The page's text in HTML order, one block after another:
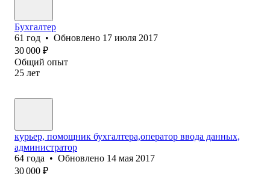
Бухгалтер
61 год • Обновлено 17 июля 2017
30 000 ₽
Общий опыт
25 лет
курьер, помощник бухгалтера,оператор ввода данных,
администратор
64 года • Обновлено 14 мая 2017
30 000 ₽